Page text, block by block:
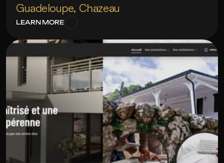
Guadeloupe, Chazeau
LEARN MORE